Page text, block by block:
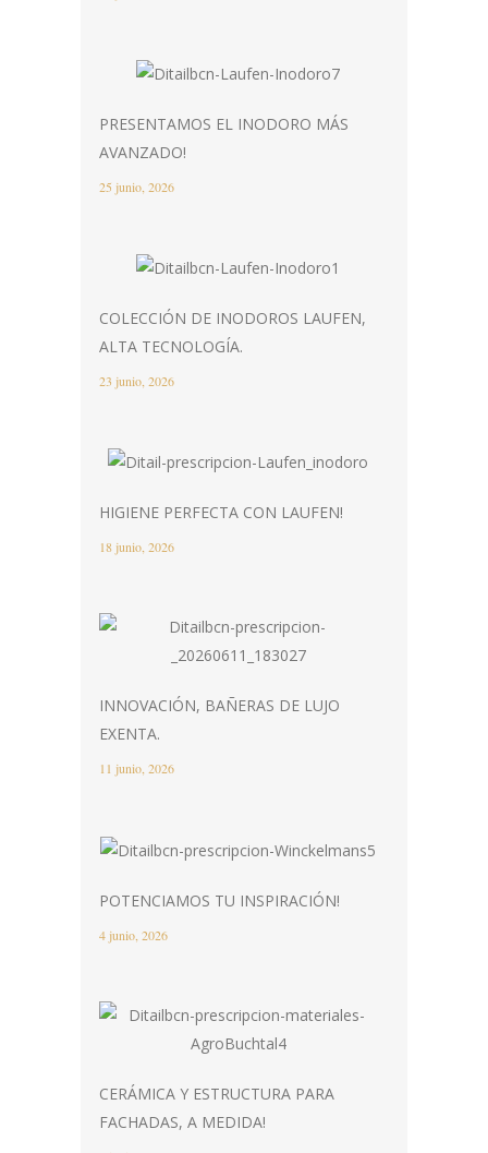
PRESENTAMOS EL INODORO MÁS
AVANZADO!
25 junio, 2026
COLECCIÓN DE INODOROS LAUFEN,
ALTA TECNOLOGÍA.
23 junio, 2026
HIGIENE PERFECTA CON LAUFEN!
18 junio, 2026
INNOVACIÓN, BAÑERAS DE LUJO
EXENTA.
11 junio, 2026
POTENCIAMOS TU INSPIRACIÓN!
4 junio, 2026
CERÁMICA Y ESTRUCTURA PARA
FACHADAS, A MEDIDA!